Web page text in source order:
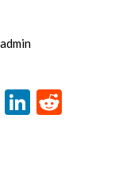
admin
Line